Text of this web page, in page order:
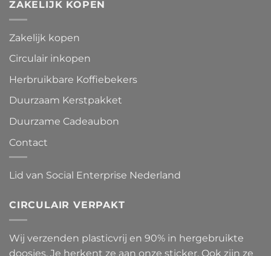
ZAKELIJK KOPEN
Zakelijk kopen
Circulair inkopen
Herbruikbare Koffiebekers
Duurzaam Kerstpakket
Duurzame Cadeaubon
Contact
Lid van Social Enterprise Nederland
CIRCULAIR VERPAKT
Wij verzenden plasticvrij en 90% in hergebruikte
doosjes. Je herkent ze aan onze sticker. Ook zijn ze